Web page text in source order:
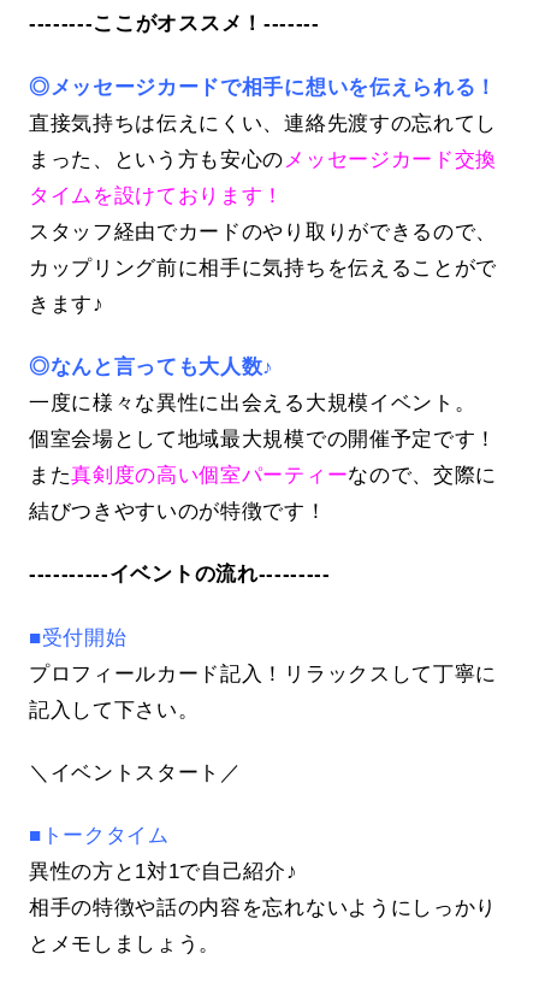
--------ここがオススメ！-------
◎メッセージカードで相手に想いを伝えられる！
直接気持ちは伝えにくい、連絡先渡すの忘れてし
まった、という方も安心の メッセージカード交換
タイムを設けております！
スタッフ経由でカードのやり取りができるので、
カップリング前に相手に気持ちを伝えることがで
きます♪
◎なんと言っても大人数♪
一度に様々な異性に出会える大規模イベント。
個室会場として地域最大規模での開催予定です！
また真剣度の高い個室パーティーなので、交際に
結びつきやすいのが特徴です！
----------イベントの流れ---------
■受付開始
プロフィールカード記入！リラックスして丁寧に
記入して下さい。
＼イベントスタート／
■トークタイム
異性の方と1対1で自己紹介♪
相手の特徴や話の内容を忘れないようにしっかり
とメモしましょう。